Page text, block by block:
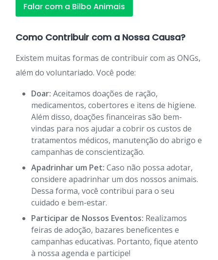
Falar com a Bilbo Animais
Como Contribuir com a Nossa Causa?
Existem muitas formas de contribuir com as ONGs,
além do voluntariado. Você pode:
Doar: Aceitamos doações de ração,
medicamentos, cobertores e itens de higiene.
Além disso, doações financeiras são bem-
vindas para nos ajudar a cobrir os custos de
tratamentos médicos, manutenção do abrigo e
campanhas de conscientização.
Apadrinhar um Pet: Caso não possa adotar,
considere apadrinhar um dos nossos animais.
Dessa forma, você contribui para o seu
cuidado e bem-estar.
Participar de Nossos Eventos: Realizamos
feiras de adoção, bazares beneficentes e
campanhas educativas. Portanto, fique atento
à nossa agenda e participe!